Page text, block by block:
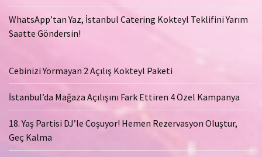
WhatsApp’tan Yaz, İstanbul Catering Kokteyl Teklifini Yarım
Saatte Göndersin!
Cebinizi Yormayan 2 Açılış Kokteyl Paketi
İstanbul’da Mağaza Açılışını Fark Ettiren 4 Özel Kampanya
18. Yaş Partisi DJ’le Coşuyor! Hemen Rezervasyon Oluştur,
Geç Kalma